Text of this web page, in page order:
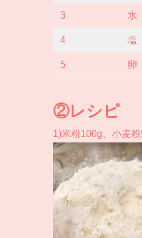
3 水
4 塩
5 卵
②レシピ
1)米粉100g、小麦